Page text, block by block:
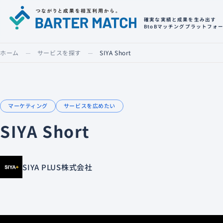
確実な実績と成果を生み出す
BtoBマッチングプラットフォ
ホーム サービスを探す SIYA Short
マーケティング サービスを広めたい
SIYA Short
SIYA PLUS株式会社